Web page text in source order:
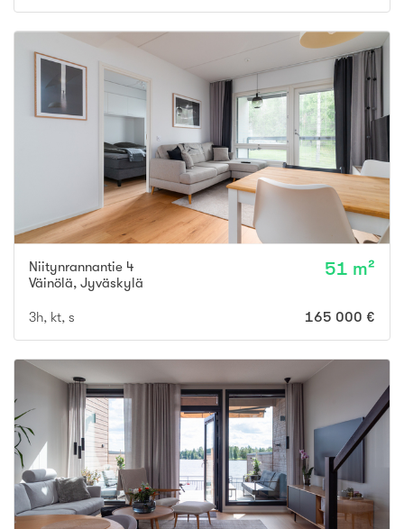
Niitynrannantie 4
Väinölä, Jyväskylä
51 m²
3h, kt, s 165 000 €